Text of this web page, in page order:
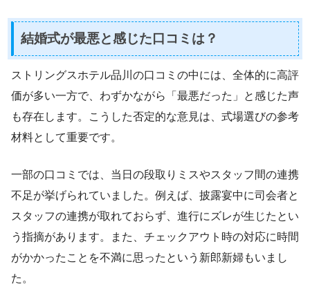
結婚式が最悪と感じた口コミは？
ストリングスホテル品川の口コミの中には、全体的に高評
価が多い一方で、わずかながら「最悪だった」と感じた声
も存在します。こうした否定的な意見は、式場選びの参考
材料として重要です。
一部の口コミでは、当日の段取りミスやスタッフ間の連携
不足が挙げられていました。例えば、披露宴中に司会者と
スタッフの連携が取れておらず、進行にズレが生じたとい
う指摘があります。また、チェックアウト時の対応に時間
がかかったことを不満に思ったという新郎新婦もいまし
た。